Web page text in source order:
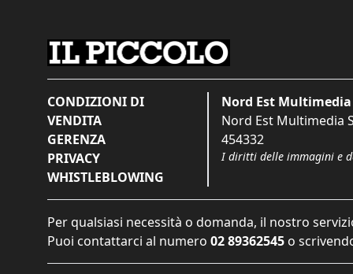
CONDIZIONI DI
VENDITA
GERENZA
PRIVACY
WHISTLEBLOWING
Nord Est Multimedia
Nord Est Multimedia
454332
I diritti delle immagini e
Per qualsiasi necessità o domanda, il nostro
Puoi contattarci al numero 02 89362545 o